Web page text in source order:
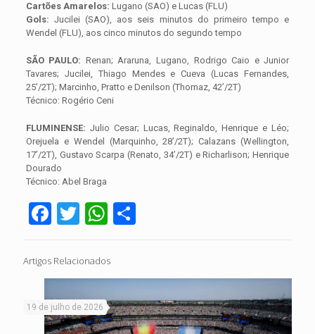
Cartões Amarelos: Lugano (SAO) e Lucas (FLU)
Gols: Jucilei (SAO), aos seis minutos do primeiro tempo e
Wendel (FLU), aos cinco minutos do segundo tempo
SÃO PAULO: Renan; Araruna, Lugano, Rodrigo Caio e Junior
Tavares; Jucilei, Thiago Mendes e Cueva (Lucas Fernandes,
25’/2T); Marcinho, Pratto e Denilson (Thomaz, 42’/2T)
Técnico: Rogério Ceni
FLUMINENSE: Julio Cesar; Lucas, Reginaldo, Henrique e Léo;
Orejuela e Wendel (Marquinho, 28’/2T); Calazans (Wellington,
17’/2T), Gustavo Scarpa (Renato, 34’/2T) e Richarlison; Henrique
Dourado
Técnico: Abel Braga
Facebook
TwitterWhatsApp
Share
Artigos Relacionados
19 de julho de 2026